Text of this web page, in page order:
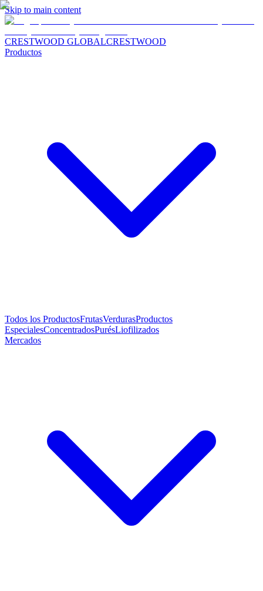
Skip to main content
CRESTWOOD GLOBALCRESTWOOD
Productos
Todos los ProductosFrutasVerdurasProductos
EspecialesConcentradosPurésLiofilizados
Mercados